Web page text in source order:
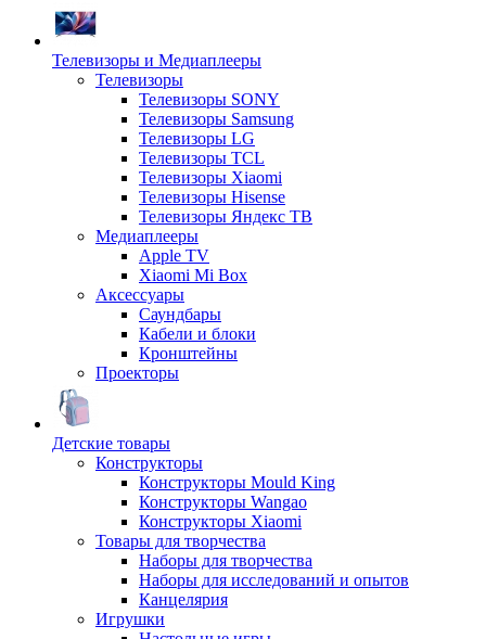
Телевизоры и Медиаплееры
Телевизоры
Телевизоры SONY
Телевизоры Samsung
Телевизоры LG
Телевизоры TCL
Телевизоры Xiaomi
Телевизоры Hisense
Телевизоры Яндекс ТВ
Медиаплееры
Apple TV
Xiaomi Mi Box
Аксессуары
Саундбары
Кабели и блоки
Кронштейны
Проекторы
Детские товары
Конструкторы
Конструкторы Mould King
Конструкторы Wangao
Конструкторы Xiaomi
Товары для творчества
Наборы для творчества
Наборы для исследований и опытов
Канцелярия
Игрушки